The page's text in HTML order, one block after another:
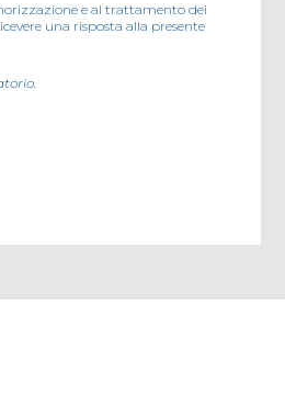
e al trattamento dei
una risposta alla presente